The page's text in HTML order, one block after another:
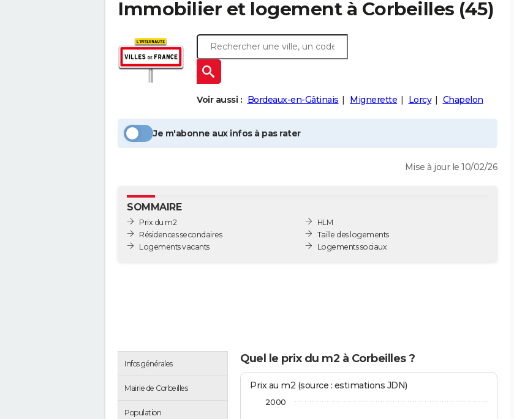
Immobilier et logement à Corbeilles (45)
Voir aussi : Bordeaux-en-Gâtinais Mignerette Lorcy Chapelon
Je m'abonne aux infos à pas rater
Mise à jour le 10/02/26
SOMMAIRE
Prix du m2
Résidences secondaires
Logements vacants
HLM
Taille des logements
Logements sociaux
Infos générales
Mairie de Corbeilles
Population
Quel le prix du m2 à Corbeilles ?
Prix au m2 (source : estimations JDN)
2000